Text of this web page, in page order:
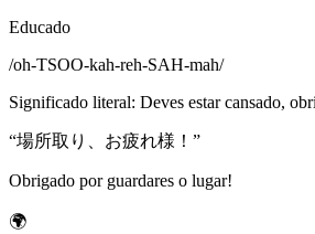
Educado
/oh-TSOO-kah-reh-SAH-mah/
Significado literal: Deves estar cansado,
“場所取り、お疲れ様！ ”
Obrigado por guardares o lugar!
🌍